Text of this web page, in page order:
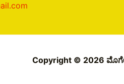
Copyright © 2026